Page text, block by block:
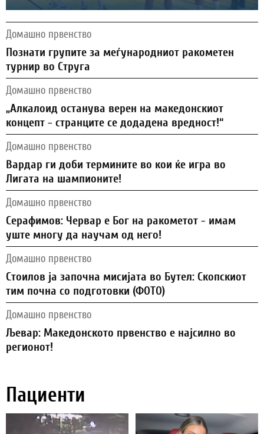
Домашно првенство
Познати групите за меѓународниот ракометен
турнир во Струга
Домашно првенство
„Алкалоид останува верен на македонскиот
концепт - странците се додадена вредност!“
Домашно првенство
Вардар ги доби термините во кои ќе игра во
Лигата на шампионите!
Домашно првенство
Серафимов: Червар е Бог на ракометот - имам
уште многу да научам од него!
Домашно првенство
Стоилов ја започна мисијата во Бутел: Скопскиот
тим почна со подготовки (ФОТО)
Домашно првенство
Љевар: Македонското првенство е најсилно во
регионот!
Пациенти